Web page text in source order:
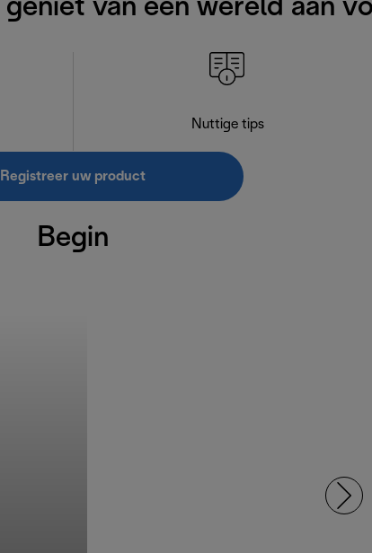
van een wereld aan
Nuttige tips
Registreer uw product
Begin